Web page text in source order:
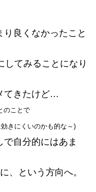
良くなかったこと
てみることになり
てきたけど…
のことで
きにくいのかも的な～)
自分的にはあま
、という方向へ。